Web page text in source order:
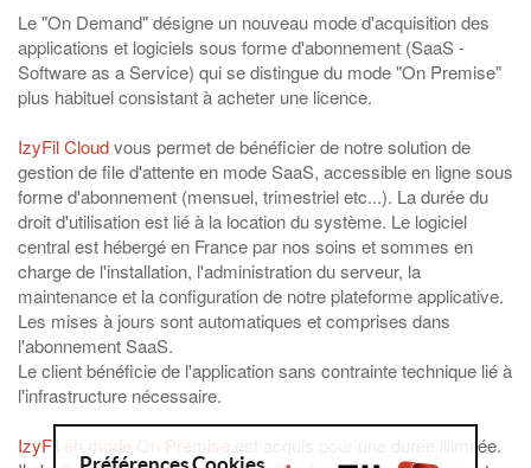
Le "On Demand" désigne un nouveau mode d'acquisition des
applications et logiciels sous forme d'abonnement (SaaS -
Software as a Service) qui se distingue du mode "On Premise"
plus habituel consistant à acheter une licence.
IzyFil Cloudvous permet de bénéficier de notre solution de
gestion de file d'attente en mode SaaS, accessible en ligne sous
forme d'abonnement (mensuel, trimestriel etc...). La durée du
droit d'utilisation est lié à la location du système. Le logiciel
central est hébergé en France par nos soins et sommes en
charge de l'installation, l'administration du serveur, la
maintenance et la configuration de notre plateforme applicative.
Les mises à jours sont automatiques et comprises dans
l'abonnement SaaS.
Le client bénéficie de l'application sans contrainte technique lié à
l'infrastructure nécessaire.
IzyFil en mode On Premise est acquis pour une durée illimitée.